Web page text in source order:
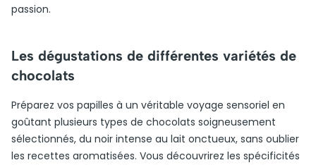
passion.
Les dégustations de différentes variétés de
chocolats
Préparez vos papilles à un véritable voyage sensoriel en
goûtant plusieurs types de chocolats soigneusement
sélectionnés, du noir intense au lait onctueux, sans oublier
les recettes aromatisées. Vous découvrirez les spécificités